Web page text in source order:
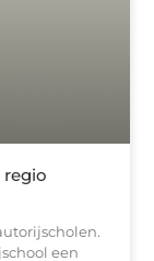
regio
een